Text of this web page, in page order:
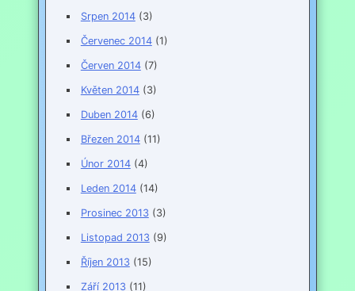
Srpen 2014(3)
Červenec 2014(1)
Červen 2014(7)
Květen 2014(3)
Duben 2014(6)
Březen 2014(11)
Únor 2014(4)
Leden 2014(14)
Prosinec 2013(3)
Listopad 2013(9)
Říjen 2013(15)
Září 2013(11)